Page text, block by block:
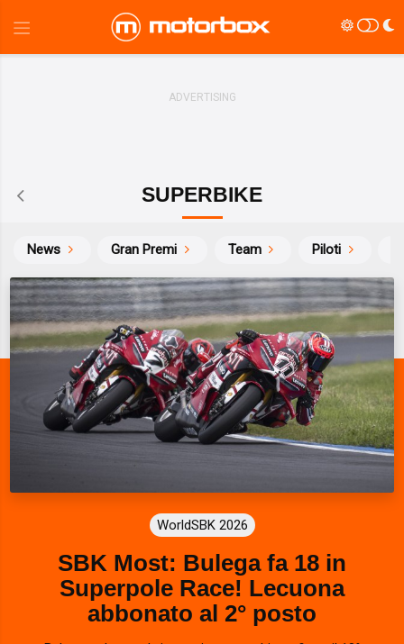
SUPERBIKE
News Gran Premi Team Piloti
WorldSBK 2026
SBK Most: Bulega fa 18 in
Superpole Race! Lecuona
abbonato al 2° posto